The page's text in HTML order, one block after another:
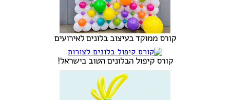
קורס ממוקד בעיצוב בלונים לאירועים
קורס קיפול הבלונים הטוב בישראל!